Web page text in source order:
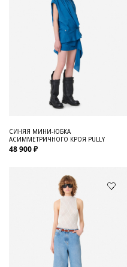
СИНЯЯ МИНИ-ЮБКА
АСИММЕТРИЧНОГО КРОЯ PULLY
48 900 ₽